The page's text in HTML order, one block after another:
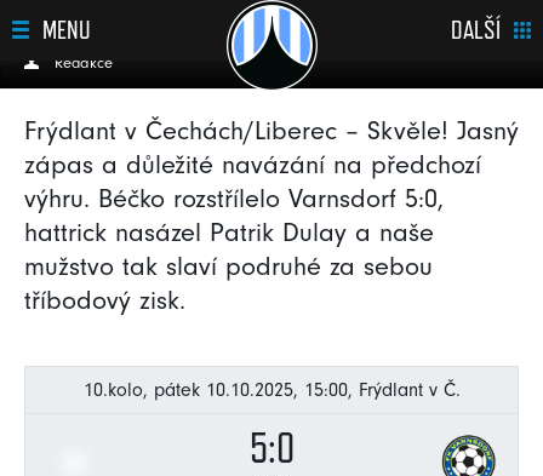
MENU DALŠÍ
Varnsdorf 5:0, Dulay má hattrick
Redakce
Frýdlant v Čechách/Liberec – Skvěle! Jasný
zápas a důležité navázání na předchozí
výhru. Béčko rozstřílelo Varnsdorf 5:0,
hattrick nasázel Patrik Dulay a naše
mužstvo tak slaví podruhé za sebou
tříbodový zisk.
10.kolo, pátek 10.10.2025, 15:00, Frýdlant v Č.
5:0